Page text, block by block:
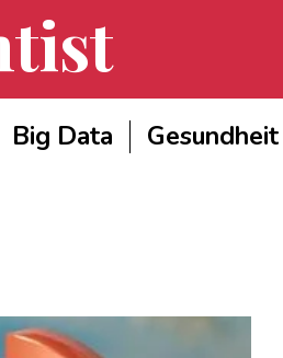
Big Data Gesundheit